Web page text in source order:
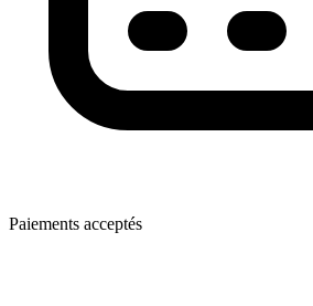
Paiements acceptés